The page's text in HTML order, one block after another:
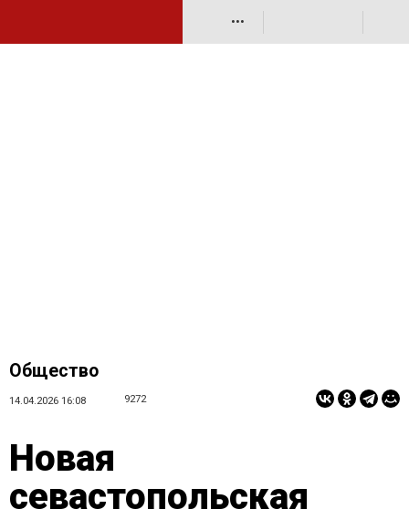
•••
Общество
14.04.2026 16:08 9272
Новая
севастопольская